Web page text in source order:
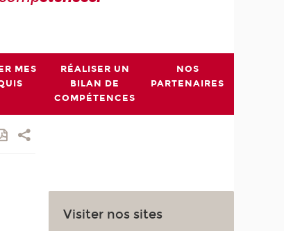
MES
RÉALISER UN
BILAN DE
COMPÉTENCES
NOS
PARTENAIRES
Visiter nos sites